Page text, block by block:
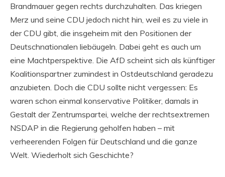
Brandmauer gegen rechts durchzuhalten. Das kriegen
Merz und seine CDU jedoch nicht hin, weil es zu viele in
der CDU gibt, die insgeheim mit den Positionen der
Deutschnationalen liebäugeln. Dabei geht es auch um
eine Machtperspektive. Die AfD scheint sich als künftiger
Koalitionspartner zumindest in Ostdeutschland geradezu
anzubieten. Doch die CDU sollte nicht vergessen: Es
waren schon einmal konservative Politiker, damals in
Gestalt der Zentrumspartei, welche der rechtsextremen
NSDAP in die Regierung geholfen haben – mit
verheerenden Folgen für Deutschland und die ganze
Welt. Wiederholt sich Geschichte?